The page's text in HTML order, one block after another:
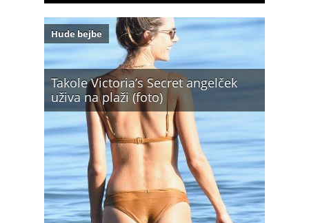
Takole Victoria’s Secret angelček
uživa na plaži (foto)
Hude bejbe